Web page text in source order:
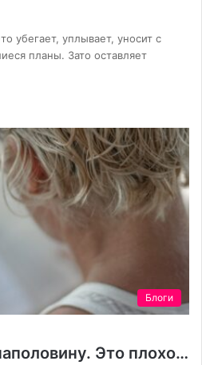
убегает, уплывает, уносит с
планы. Зато оставляет
Блоги
Это плохо…